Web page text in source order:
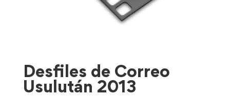
Desfiles de Correo
Usulután 2013